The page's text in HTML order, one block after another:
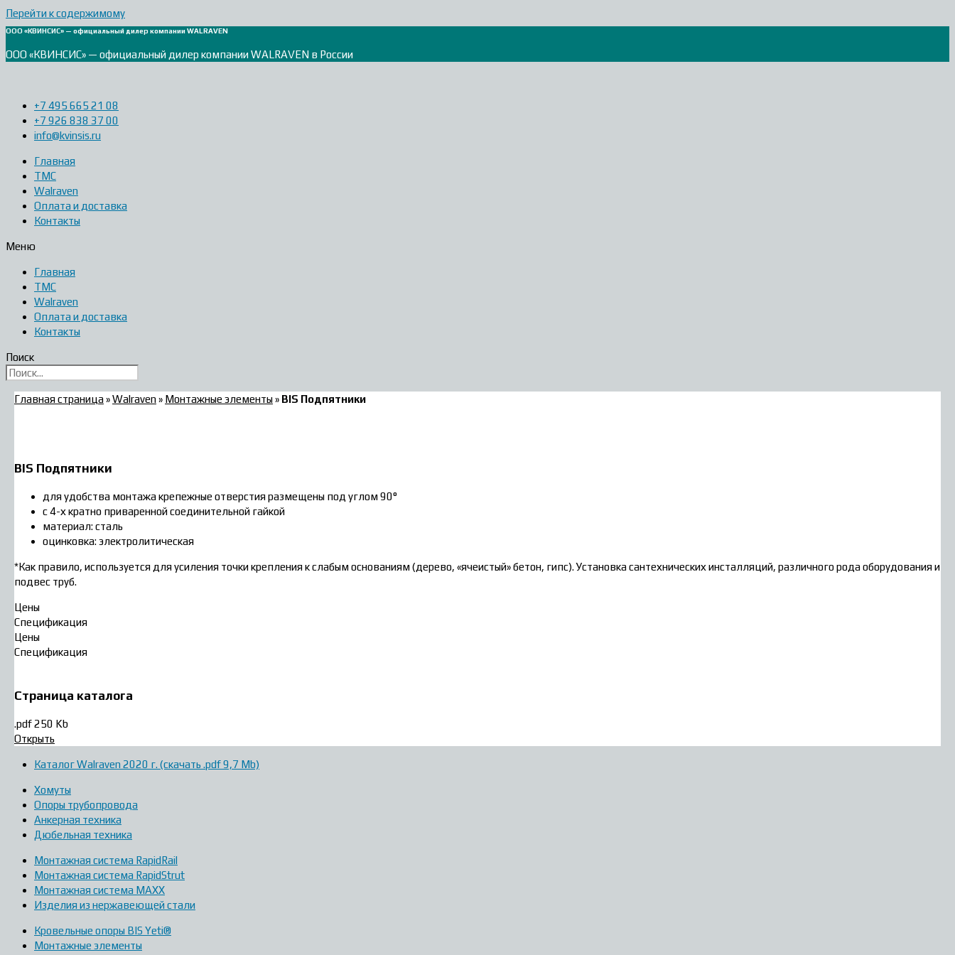
Перейти к содержимому
ООО «КВИНСИС» — официальный дилер компании WALRAVEN
ООО «КВИНСИС» — официальный дилер компании WALRAVEN в России
+7 495 665 21 08
+7 926 838 37 00
info@kvinsis.ru
Главная
ТМС
Walraven
Оплата и доставка
Контакты
Меню
Главная
ТМС
Walraven
Оплата и доставка
Контакты
Поиск
Главная страница»Walraven» Монтажные элементы» BIS Подпятники
BIS Подпятники
для удобства монтажа крепежные отверстия размещены под углом 90°
с 4-х кратно приваренной соединительной гайкой
материал: сталь
оцинковка: электролитическая
*Как правило, используется для усиления точки крепления к слабым основаниям (дерево, «ячеистый» бетон, гипс). Установка сантехнических инсталляций, различного рода оборудования и
подвес труб.
Цены
Спецификация
Цены
Спецификация
Страница каталога
.pdf 250 Kb
Открыть
Каталог Walraven 2020 г. (скачать .pdf 9,7 Mb)
Хомуты
Опоры трубопровода
Анкерная техника
Дюбельная техника
Монтажная система RapidRail
Монтажная система RapidStrut
Монтажная система MAXX
Изделия из нержавеющей стали
Кровельные опоры BIS Yeti®
Монтажные элементы